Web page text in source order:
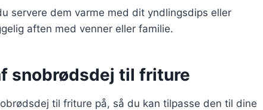
servere dem varme med dit yndlingsdips eller
aften med venner eller familie.
snobrødsdej til friture
til friture på, så du kan tilpasse den til dine